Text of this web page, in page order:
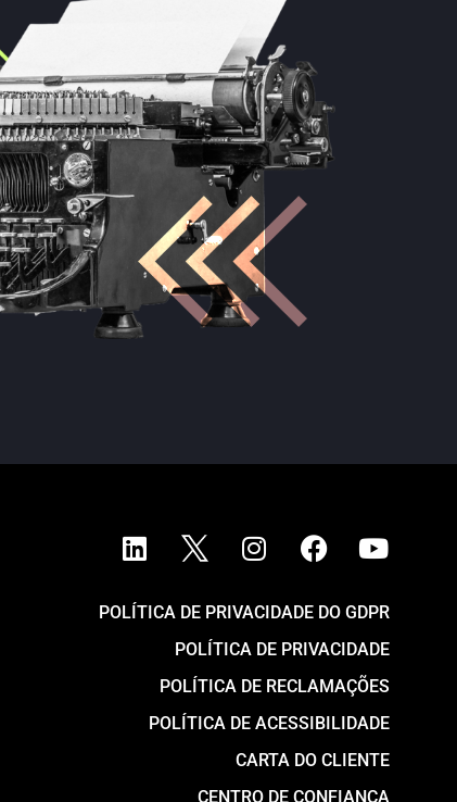
POLÍTICA DE PRIVACIDADE DO GDPR
POLÍTICA DE PRIVACIDADE
POLÍTICA DE RECLAMAÇÕES
POLÍTICA DE ACESSIBILIDADE
CARTA DO CLIENTE
CENTRO DE CONFIANÇA